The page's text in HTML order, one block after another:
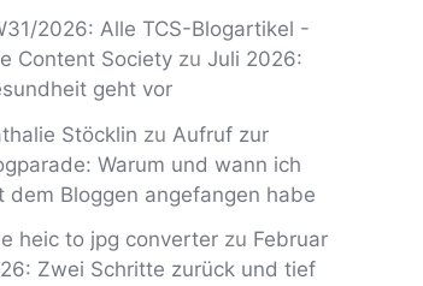
2026: Alle TCS-Blogartikel -
Content Society zu Juli 2026:
geht vor
Stöcklin zu Aufruf zur
Warum und wann ich
dem Bloggen angefangen habe
heic to jpg converter zu Februar
Zwei Schritte zurück und tief